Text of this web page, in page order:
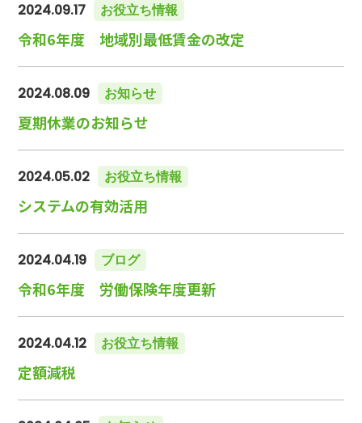
2024.09.17 お役立ち情報
令和6年度 地域別最低賃金の改定
2024.08.09 お知らせ
夏期休業のお知らせ
2024.05.02 お役立ち情報
システムの有効活用
2024.04.19 ブログ
令和6年度 労働保険年度更新
2024.04.12 お役立ち情報
定額減税